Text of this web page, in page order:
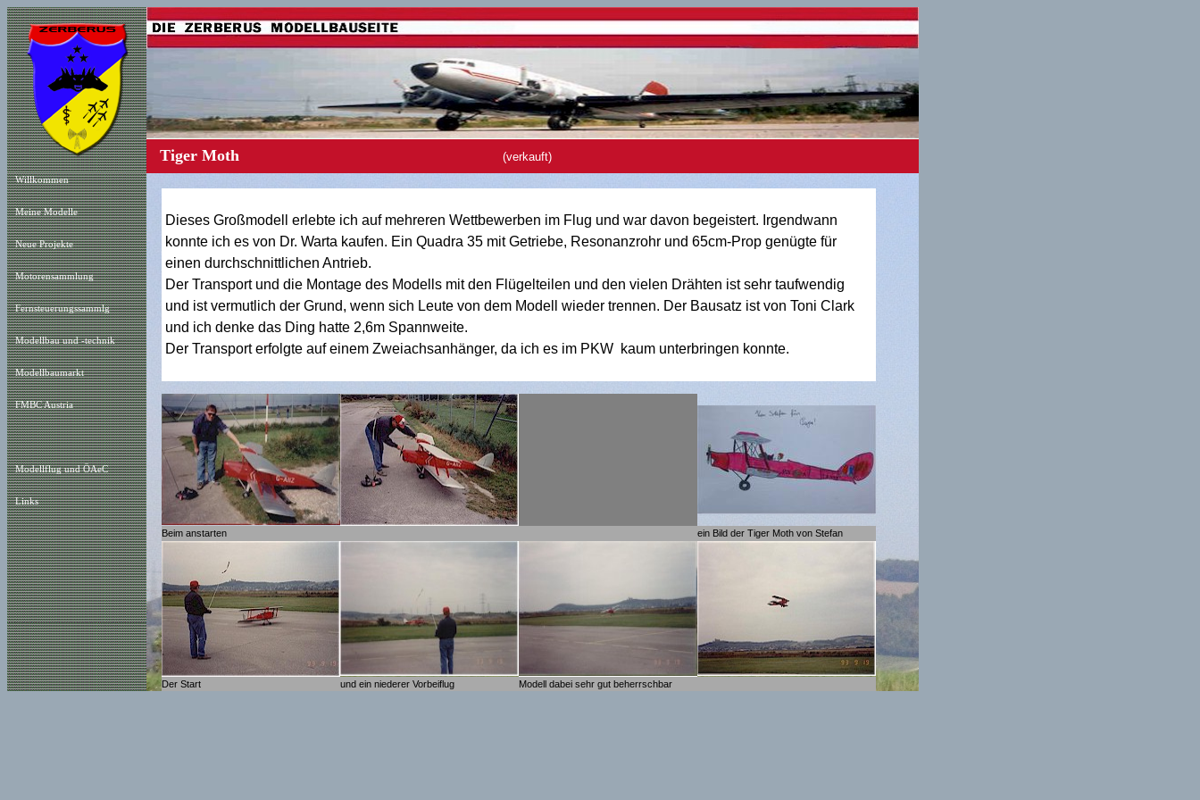
Willkommen
Meine Modelle
Neue Projekte
Motorensammlung
Fernsteuerungssammlg
Modellbau und -technik
Modellbaumarkt
FMBC Austria
Modellflug und ÖAeC
Links
Tiger Moth (verkauft)
Dieses Großmodell erlebte ich auf mehreren Wettbewerben im Flug und war davon begeistert. Irgendwann
konnte ich es von Dr. Warta kaufen. Ein Quadra 35 mit Getriebe, Resonanzrohr und 65cm-Prop genügte für
einen durchschnittlichen Antrieb.
Der Transport und die Montage des Modells mit den Flügelteilen und den vielen Drähten ist sehr taufwendig
und ist vermutlich der Grund, wenn sich Leute von dem Modell wieder trennen. Der Bausatz ist von Toni Clark
und ich denke das Ding hatte 2,6m Spannweite.
Der Transport erfolgte auf einem Zweiachsanhänger, da ich es im PKW kaum unterbringen konnte.
Beim anstarten ein Bild der Tiger Moth von Stefan
Der Start und ein niederer Vorbeiflug Modell dabei sehr gut beherrschbar